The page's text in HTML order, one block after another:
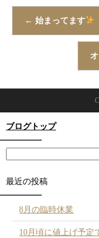
← 始まってます
ブログトップ
最近の投稿
8月の臨時休業
10月頃に値上げ予定